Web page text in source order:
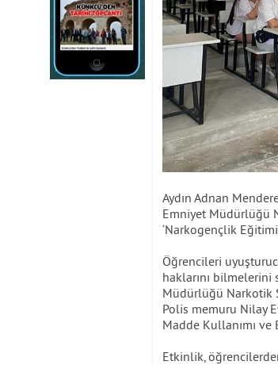
Aydın Adnan
Emniyet Müdürlüğü
‘Narkogençlik
Öğrencileri
haklarını
Müdürlüğü Narkotik
Polis memuru Nilay
Madde Kullanımı
Etkinlik,